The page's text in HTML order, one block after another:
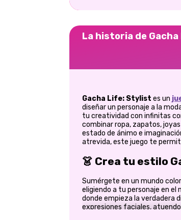
La historia de
Gacha Life: Stylist es un
diseñar un personaje a la
tu creatividad con infinitas
combinar ropa, zapatos,
estado de ánimo e
atrevida, este juego te
👗 Crea tu estilo
Sumérgete en un mundo
eligiendo a tu personaje en el
donde empieza la verdadera
expresiones faciales,